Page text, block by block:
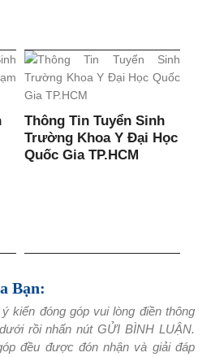
Thông Tin Tuyển Sinh
Trường Khoa Y Đại Học
Quốc Gia TP.HCM
Bạn:
kiến đóng góp vui lòng điền thông
rồi nhấn nút GỬI BÌNH LUẬN.
đều được đón nhận và giải đáp